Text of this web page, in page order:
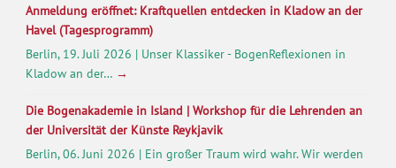
Anmeldung eröffnet: Kraftquellen entdecken in Kladow an der
Havel (Tagesprogramm)
Berlin, 19. Juli 2026 | Unser Klassiker - BogenReflexionen in
Kladow an der… →
Die Bogenakademie in Island | Workshop für die Lehrenden an
der Universität der Künste Reykjavik
Berlin, 06. Juni 2026 | Ein großer Traum wird wahr. Wir werden